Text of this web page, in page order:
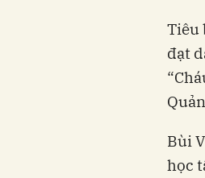
Tiêu
đạt
Bùi
học